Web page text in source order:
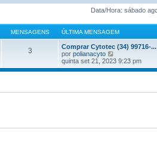
Data/Hora: sábado
MENSAGENS ÚLTIMA MENSAGEM
3
Comprar Cytotec (34) 99716-...
por polianacyto
e
j
quinta set 21, 2023 9:23 pm